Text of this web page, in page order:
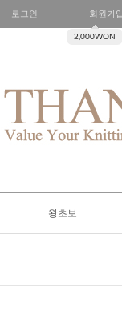
로그인 회원가입
2,000WON
왕초보